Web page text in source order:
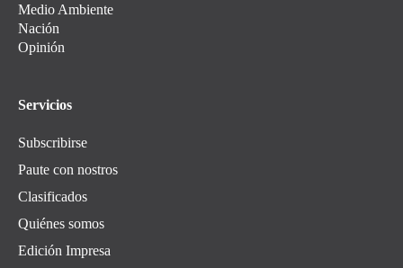
Medio Ambiente
Nación
Opinión
Servicios
Subscribirse
Paute con nostros
Clasificados
Quiénes somos
Edición Impresa